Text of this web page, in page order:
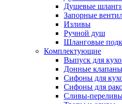
Душевые
Запорные
Изливы
Ручной душ
Шланговые
Комплектующие
Выпуск для
Донные клапаны
Сифоны для
Сифоны для
Сливы-